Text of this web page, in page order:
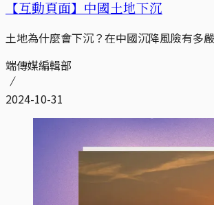
【互動頁面】中國土地下沉
土地為什麼會下沉？在中國沉降風險有多
端傳媒編輯部
2024-10-31